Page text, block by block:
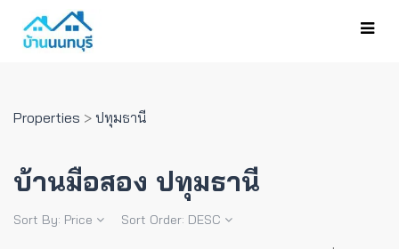
Properties > ปทุมธานี
บ้านมือสอง ปทุมธานี
Sort By: Price Sort Order: DESC